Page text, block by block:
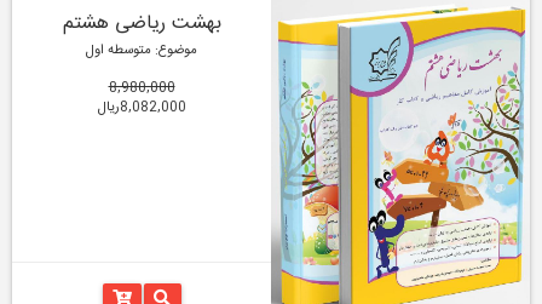
بهشت ریاضی هشتم
موضوع: متوسطه اول
8,980,000
8,082,000ریال